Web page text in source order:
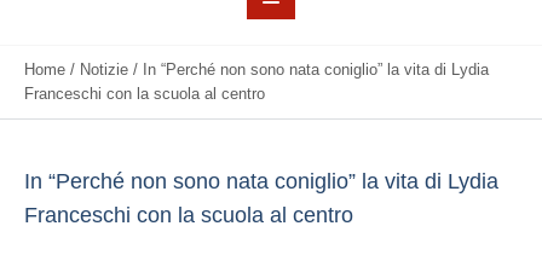
Home / Notizie / In “Perché non sono nata coniglio” la vita di Lydia
Franceschi con la scuola al centro
In “Perché non sono nata coniglio” la vita di Lydia
Franceschi con la scuola al centro